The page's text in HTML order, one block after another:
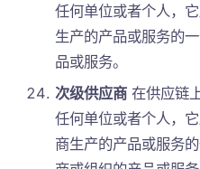
任何单位或者个人，
生产的产品或服务的
品或服务。
次级供应商在供应链
任何单位或者个人，
商生产的产品或服务